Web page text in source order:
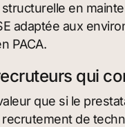
en
adaptée aux
PACA.
qui
que si le
de